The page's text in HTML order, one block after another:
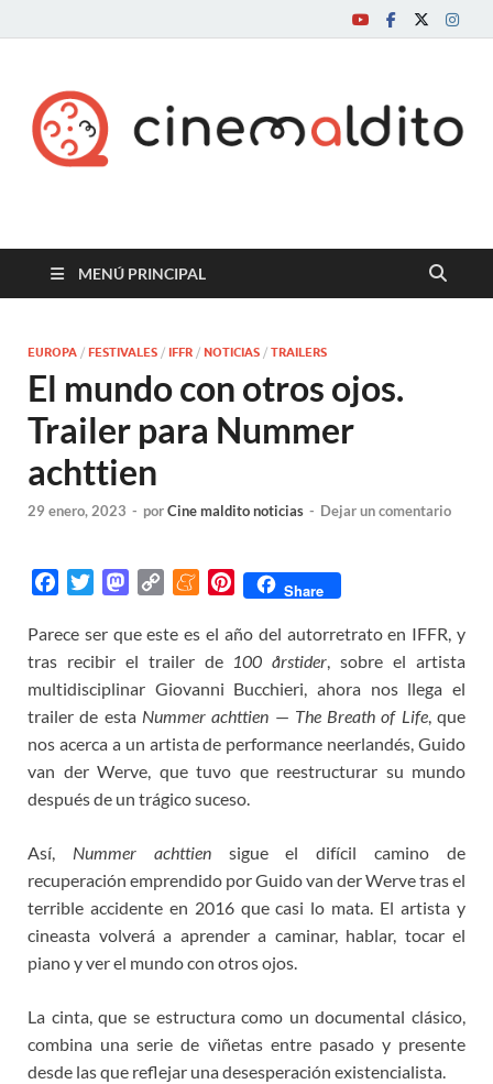
Cine maldito
MENÚ PRINCIPAL
EUROPA / FESTIVALES / IFFR / NOTICIAS / TRAILERS
El mundo con otros ojos.
Trailer para Nummer
achttien
29 enero, 2023 - porCine maldito noticias - Dejar un comentario
c
b
o
o
k
i
t
t
e
r
M
s
t
o
d
o
n
p
y
L
i
n
k
M
n
e
a
m
e
P
n
t
e
r
e
s
t
Share
Parece ser que este es el año del autorretrato en IFFR, y
tras recibir el trailer de 100 årstider, sobre el artista
multidisciplinar Giovanni Bucchieri, ahora nos llega el
trailer de esta Nummer achttien — The Breath of Life, que
nos acerca a un artista de performance neerlandés, Guido
van der Werve, que tuvo que reestructurar su mundo
después de un trágico suceso.
Así, Nummer achttiensigue el difícil camino de
recuperación emprendido por Guido van der Werve tras el
terrible accidente en 2016 que casi lo mata. El artista y
cineasta volverá a aprender a caminar, hablar, tocar el
piano y ver el mundo con otros ojos.
La cinta, que se estructura como un documental clásico,
combina una serie de viñetas entre pasado y presente
desde las que reflejar una desesperación existencialista.